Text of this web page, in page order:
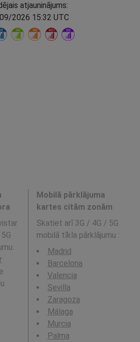
atjauninājums:
2026 15:32 UTC
Mobilā pārklājuma
kartes citām zonām
Skatiet arī 3G / 4G / 5G
mobilā tīkla pārklājumu :
Madrid
Barcelona
Valencia
Sevilla
Zaragoza
Málaga
Murcia
Palma